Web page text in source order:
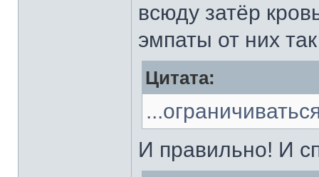
всюду затёр
эмпаты от них
Цитата:
И правильно! И